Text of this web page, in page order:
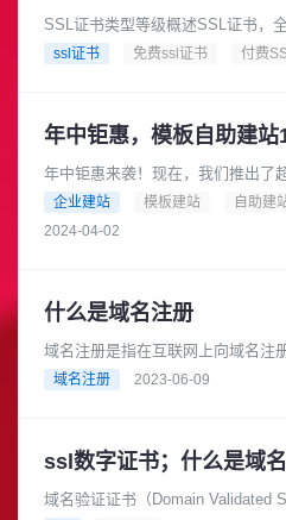
SSL证书类型等级概述SSL证书，
书，是一种数字证书，用于确保数
ssl证书 免费ssl证书 付费
年中钜惠，模板自助建站
年中钜惠来袭！现在，我们推出
自助建站，只需1000元起！是的，
可以拥有一个专业的网......
企业建站 模板建站 自助建
2024-04-02
什么是域名注册
域名注册是指在互联网上向域名注
过程。域名是互联网上的一个地址
域名注册 2023-06-09
域名验证证书（Domain Validated